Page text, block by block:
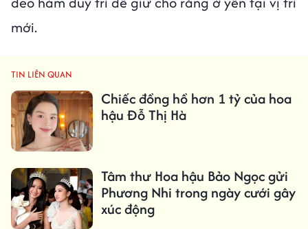
mới.
TIN LIÊN QUAN
Chiếc đồng hồ hơn 1 tỷ của hoa
hậu Đỗ Thị Hà
Tâm thư Hoa hậu Bảo Ngọc gửi
Phương Nhi trong ngày cưới gây
xúc động